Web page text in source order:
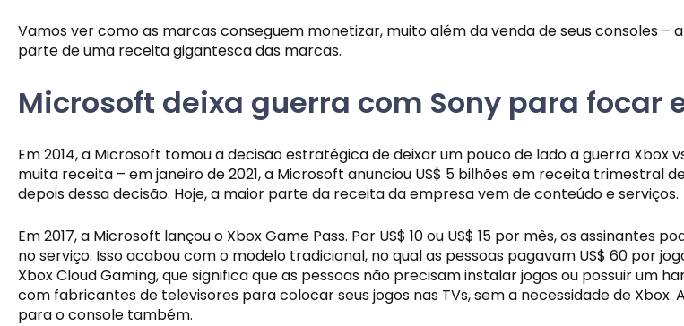
Vamos ver como as marcas conseguem monetizar, muito além da venda de seus consoles –
parte de uma receita gigantesca das marcas.
Microsoft deixa guerra com Sony para
Em 2014, a Microsoft tomou a decisão estratégica de deixar um pouco de lado a guerra Xbox
muita receita – em janeiro de 2021, a Microsoft anunciou US$ 5 bilhões em receita trimestral
depois dessa decisão. Hoje, a maior parte da receita da empresa vem de conteúdo e serviços.
Em 2017, a Microsoft lançou o Xbox Game Pass. Por US$ 10 ou US$ 15 por mês, os
no serviço. Isso acabou com o modelo tradicional, no qual as pessoas pagavam US$ 60 por
Xbox Cloud Gaming, que significa que as pessoas não precisam instalar jogos ou possuir
com fabricantes de televisores para colocar seus jogos nas TVs, sem a necessidade de
para o console também.